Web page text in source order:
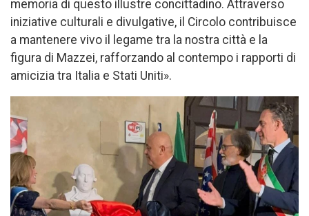
memoria di questo illustre concittadino. Attraverso
iniziative culturali e divulgative, il Circolo contribuisce
a mantenere vivo il legame tra la nostra città e la
figura di Mazzei, rafforzando al contempo i rapporti di
amicizia tra Italia e Stati Uniti».